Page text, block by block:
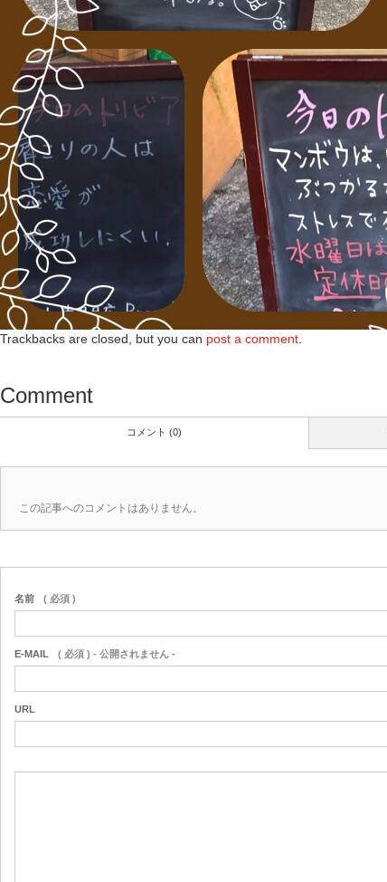
Trackbacks are closed, but you can post a comment
Comment
コメント (0)
この記事へのコメントはありません。
名前 ( 必須 )
E-MAIL ( 必須 ) - 公開されません -
URL